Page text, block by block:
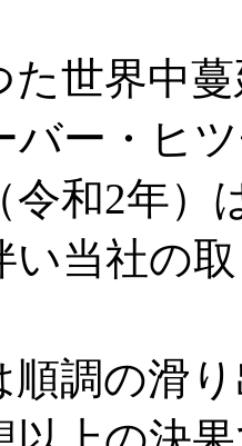
た世界中
バー・ヒ
令和2年
い当社の
順調の滑